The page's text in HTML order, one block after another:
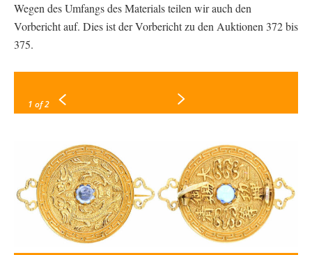
Wegen des Umfangs des Materials teilen wir auch den
Vorbericht auf. Dies ist der Vorbericht zu den Auktionen 372 bis
375.
1 of 2